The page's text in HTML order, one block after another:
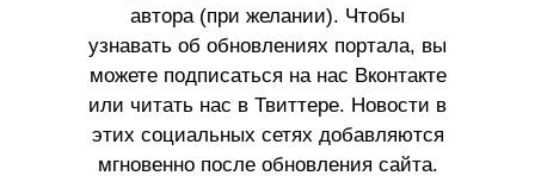
автора (при желании). Чтобы
узнавать об обновлениях портала, вы
можете подписаться на нас Вконтакте
или читать нас в Твиттере. Новости в
этих социальных сетях добавляются
мгновенно после обновления сайта.